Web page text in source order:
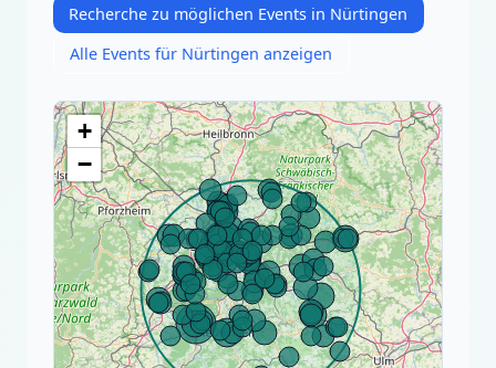
Recherche zu möglichen Events in Nürtingen
Alle Events für Nürtingen anzeigen
+
−